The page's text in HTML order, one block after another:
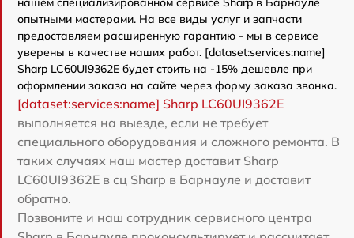
опытными мастерами. На все виды услуг и запчасти
предоставляем расширенную гарантию - мы в сервисе
уверены в качестве наших работ. [dataset:services:name]
Sharp LC60UI9362E будет стоить на -15% дешевле при
оформлении заказа на сайте через форму заказа звонка.
[dataset:services:name] Sharp LC60UI9362E
выполняется на выезде, если не требует
специального оборудования и сложного ремонта. В
таких случаях наш мастер доставит Sharp
LC60UI9362E в сц Sharp в Барнауле и доставит
обратно.
Позвоните и наш сотрудник сервисного центра